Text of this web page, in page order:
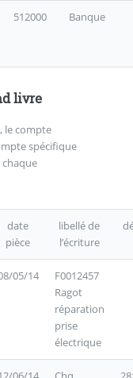
512000 Banque
livre
le compte
spécifique
date
pièce
libellé de
l’écriture
05/14
F0012457
Ragot
réparation
prise
électrique